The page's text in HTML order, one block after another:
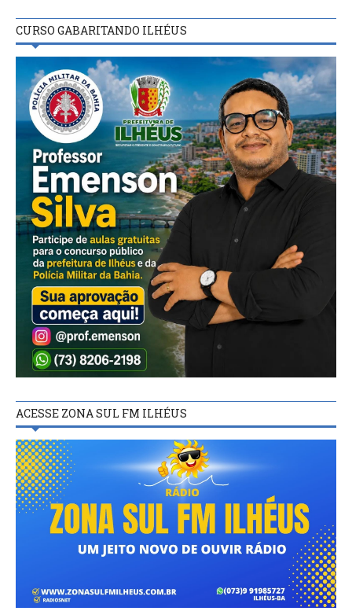
CURSO GABARITANDO ILHÉUS
ACESSE ZONA SUL FM ILHÉUS